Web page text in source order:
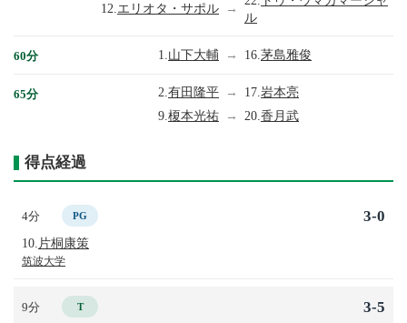
12.エリオタ・サポル →
ル
60分 1. 山下大輔 → 16. 茅島雅俊
65分 2. 有田隆平 → 17. 岩本亮
9. 榎本光祐 → 20. 香月武
得点経過
4分 PG
10. 片桐康策
筑波大学
3-0
9分 T 3-5